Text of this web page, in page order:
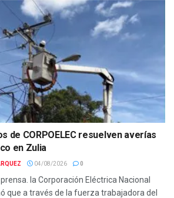
de CORPOELEC resuelven averías
en Zulia
04/08/2026 0
la Corporación Eléctrica Nacional
que a través de la fuerza trabajadora del